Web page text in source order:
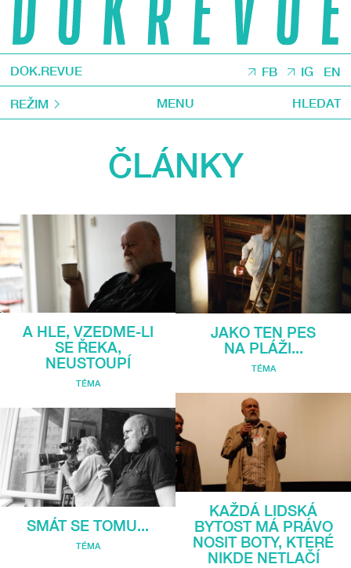
DOK.REVUE FB IG EN
REŽIM MENU HLEDAT
ČLÁNKY
A HLE, VZEDME-LI
SE ŘEKA,
NEUSTOUPÍ
TÉMA
SMÁT SE TOMU...
TÉMA
JAKO TEN PES
NA PLÁŽI...
TÉMA
KAŽDÁ LIDSKÁ
BYTOST MÁ PRÁVO
NOSIT BOTY, KTERÉ
NIKDE NETLAČÍ